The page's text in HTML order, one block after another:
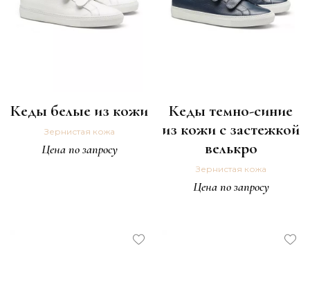
Кеды белые из кожи
Зернистая кожа
Цена по запросу
Кеды темно-синие
из кожи с застежкой
велькро
Зернистая кожа
Цена по запросу